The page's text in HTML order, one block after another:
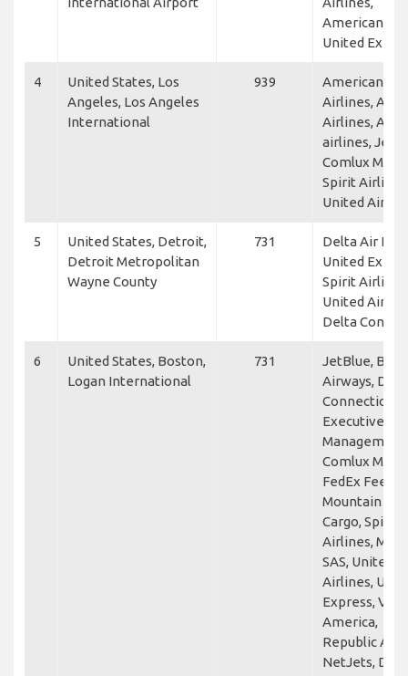
American
United
4
United States, Los
Angeles, Los Angeles
International
939
American
Airlines,
Airlines,
airlines,
Comlux
Spirit
United
5
United States, Detroit,
Detroit Metropolitan
Wayne County
731
Delta Air
United
Spirit
United
Delta
6
United States, Boston,
Logan International
731
JetBlue,
Airways,
Connection,
Executive Jet
Management,
Comlux
FedEx
Mountain Air
Cargo, Spirit
Airlines,
SAS, United
Airlines,
Express,
America,
Republic
NetJets,